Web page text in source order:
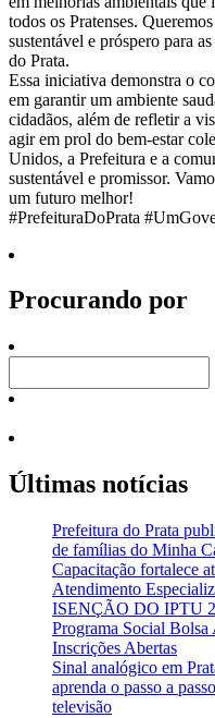
todos os Pratenses.
sustentável e próspero para
do Prata.
Essa iniciativa demonstra o
em garantir um ambiente
cidadãos, além de refletir a
agir em prol do bem-estar
Unidos, a Prefeitura e a
sustentável e promissor.
um futuro melhor!
#PrefeituraDoPrata
Procurando por
Últimas notícias
Prefeitura do Prata
de famílias do Minha
Capacitação fortalece
Atendimento
ISENÇÃO DO IPTU
Programa Social
Inscrições Abertas
Sinal analógico em
aprenda o passo a
televisão